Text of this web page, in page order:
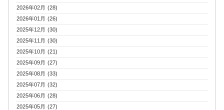
2026年02月 (28)
2026年01月 (26)
2025年12月 (30)
2025年11月 (30)
2025年10月 (21)
2025年09月 (27)
2025年08月 (33)
2025年07月 (32)
2025年06月 (28)
2025年05月 (27)